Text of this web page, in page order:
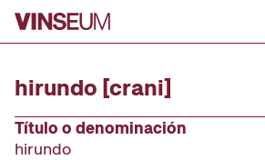
Ir al contenido
hirundo [crani]
Título o denominación
hirundo